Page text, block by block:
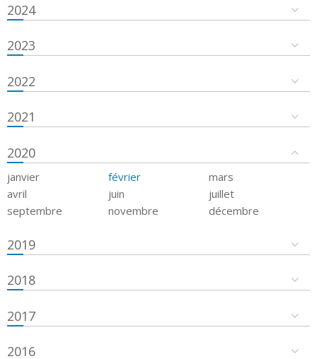
2024
2023
2022
2021
2020
janvier février
mars
avril
juin
juillet
septembre
novembre décembre
2019
2018
2017
2016